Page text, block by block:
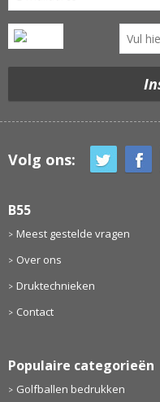
Volg ons:
B55
Meest gestelde vragen
Over ons
Druktechnieken
Contact
Populaire categorieën
Golfballen bedrukken